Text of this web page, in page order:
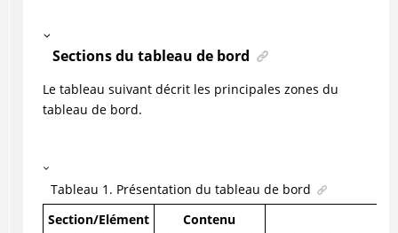
Sections du tableau de bord
Le tableau suivant décrit les principales zones du
tableau de bord.
Tableau 1 . Présentation du tableau de bord
Section/Elément
Contenu